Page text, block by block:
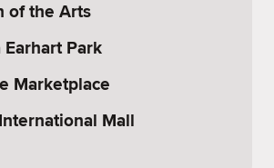
of the Arts
Park
Marketplace
Mall